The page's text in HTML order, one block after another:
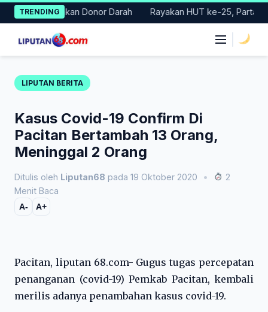
Skip
to
content
TRENDING
Gerakan Donor Darah Rayakan HUT ke-25, Partai
LIPUTAN BERITA
Kasus Covid-19 Confirm Di
Pacitan Bertambah 13 Orang,
Meninggal 2 Orang
Ditulis oleh Liputan68 pada 19 Oktober 2020 •
2
Menit Baca
A- A+
Pacitan, liputan 68.com- Gugus tugas percepatan
penanganan (covid-19) Pemkab Pacitan, kembali
merilis adanya penambahan kasus covid-19.